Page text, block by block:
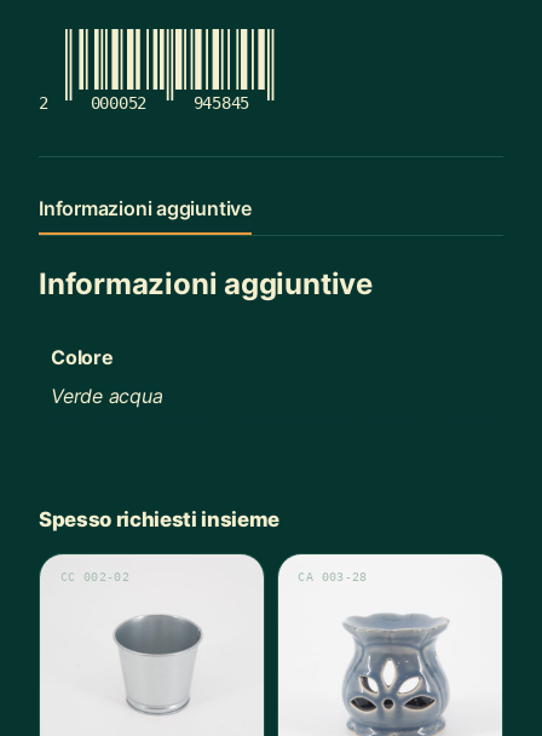
2 000052 945845
Informazioni aggiuntive
Informazioni aggiuntive
Colore
Verde acqua
Spesso richiesti insieme
CC 002-02 CA 003-28